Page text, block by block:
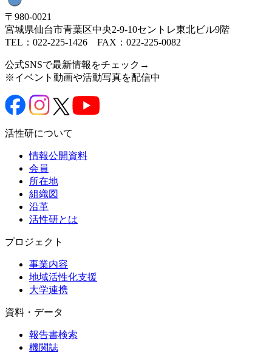
〒980-0021
宮城県仙台市青葉区中央2-9-10セントレ東北ビル9階
TEL：022-225-1426 FAX：022-225-0082
公式SNSで最新情報をチェック→
※イベント動画や活動写真を配信中
活性研について
情報公開資料
会員
所在地
組織図
沿革
活性研とは
プロジェクト
事業内容
地域活性化支援
大学連携
資料・データ
報告書検索
機関誌